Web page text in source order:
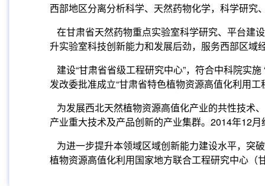
西部地区分离分析科学、天然药物化学，科学研究
在甘肃省天然药物重点实验室科学研究、平台建
升实验室科技创新能力和发展后劲，服务西部区域
建设“甘肃省省级工程研究中心”，符合中科院实施
发改委批准成立“甘肃省特色植物资源高值化利用工
为发展西北天然植物资源高值化产业的共性技术
产业重大技术及产品创新的产业集群。 2014年12月
为进一步提升本领域区域创新能力建设水平，突
植物资源高值化利用国家地方联合工程研究中心（